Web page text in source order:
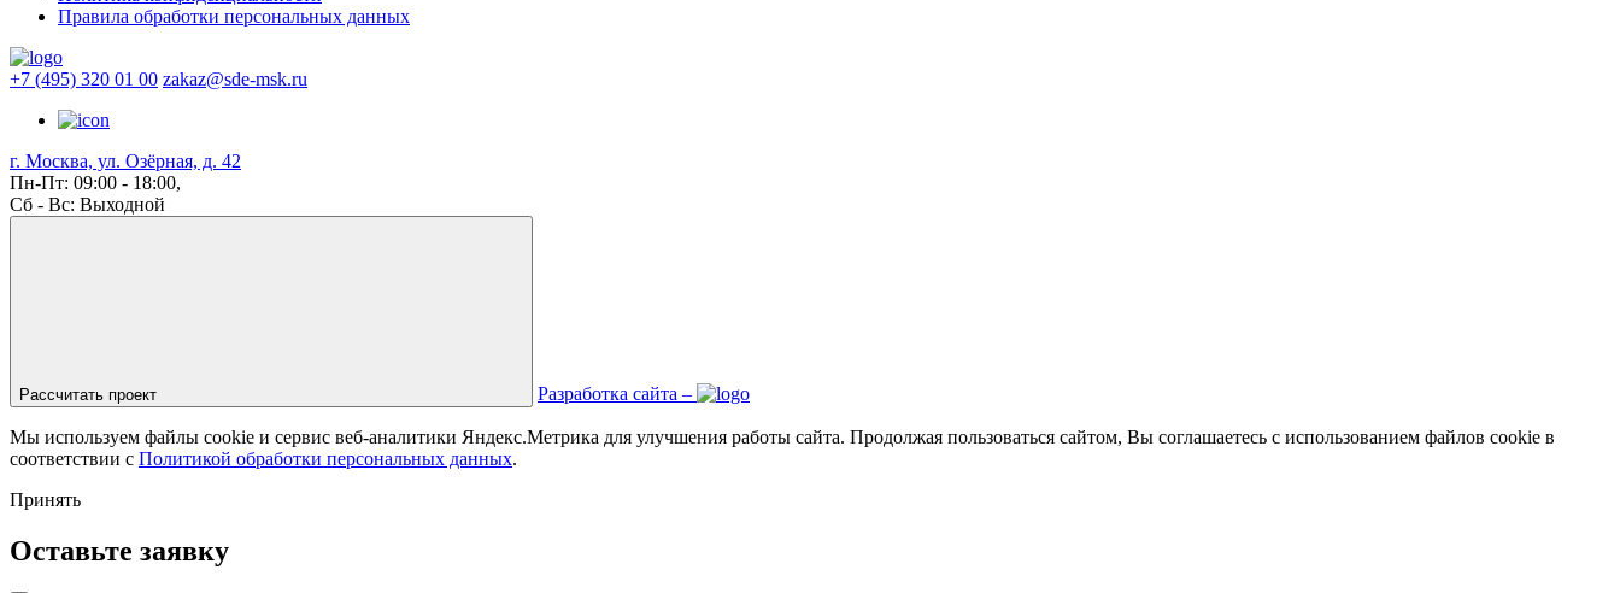
Правила обработки персональных данных
+7 (495) 320 01 00 zakaz@sde-msk.ru
г. Москва, ул. Озёрная, д. 42
Пн-Пт: 09:00 - 18:00,
Сб - Вс: Выходной
Рассчитать проект Разработка сайта –
Мы используем файлы cookie и сервис веб-аналитики Яндекс.Метрика для улучшения работы сайта. Продолжая пользоваться сайтом, Вы соглашаетесь с использованием файлов cookie в
соответствии с Политикой обработки персональных данных.
Принять
Оставьте заявку